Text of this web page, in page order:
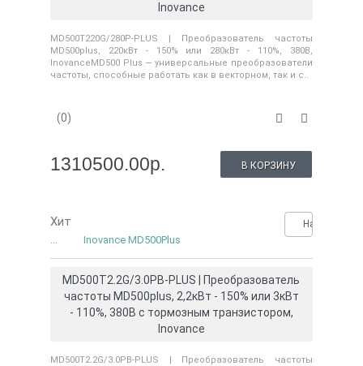
Inovance
MD500T220G/280P-PLUS | Преобразователь частоты
MD500plus, 220кВт - 150% или 280кВт - 110%, 380В,
InovanceMD500 Plus — универсальные преобразователи
частоты, способные работать как в векторном, так и с..
(0)
1310500.00р. В КОРЗИНУ
Хит Нашли
... Inovance MD500Plus
MD500T2.2G/3.0PB-PLUS | Преобразователь
частоты MD500plus, 2,2кВт - 150% или 3кВт
- 110%, 380В с тормозным транзистором,
Inovance
MD500T2.2G/3.0PB-PLUS | Преобразователь частоты